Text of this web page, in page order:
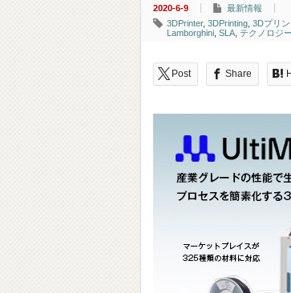
2020-6-9
最新情報
3DPrinter, 3DPrinting 3Dプリ
Lamborghini SLA テクノロジー
Post Share